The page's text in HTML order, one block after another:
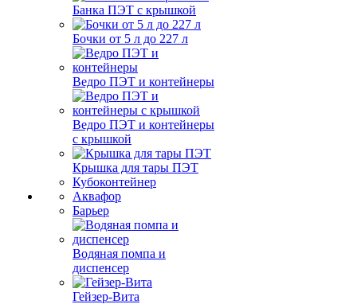
Банка ПЭТ с крышкой
Бочки от 5 л до 227 л
Ведро ПЭТ и контейнеры
Ведро ПЭТ и контейнеры
с крышкой
Крышка для тары ПЭТ
Кубоконтейнер
Аквафор
Барьер
Водяная помпа и
диспенсер
Гейзер-Вита